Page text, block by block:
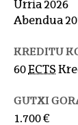
Urria 2026
Abendua
KREDITU
60ECTS
GUTXI
1.700 €